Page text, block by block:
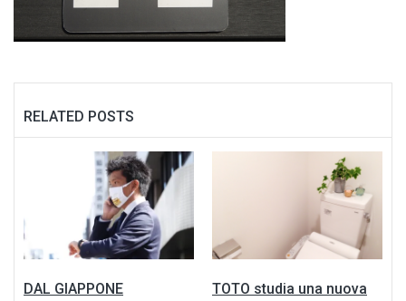
RELATED POSTS
DAL GIAPPONE
TOTO studia una nuova